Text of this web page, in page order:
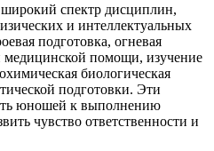
спектр дисциплин,
и интеллектуальных
подготовка, огневая
медицинской помощи, изучение
биологическая
подготовки. Эти
юношей к выполнению
чувство ответственности и